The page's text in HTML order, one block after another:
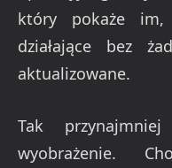
który pokaże
działające bez
aktualizowane.
Tak
wyobrażenie.